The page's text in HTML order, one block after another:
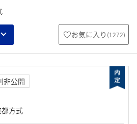
お気に入り (1272)
非公開
方式